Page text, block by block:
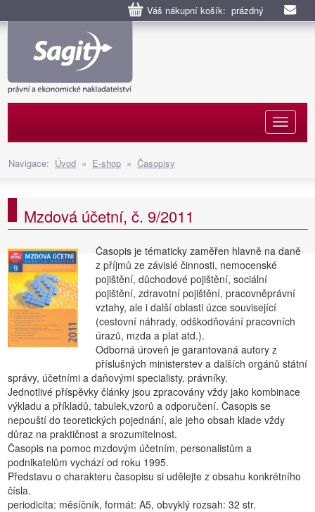
Váš nákupní košík: prázdný
Navigace: Úvod » E-shop » Časopisy
Mzdová účetní, č. 9/2011
Časopis je tématicky zaměřen hlavně na daně
z příjmů ze závislé činnosti, nemocenské
pojištění, důchodové pojištění, sociální
pojištění, zdravotní pojištění, pracovněprávní
vztahy, ale i další oblasti úzce související
(cestovní náhrady, odškodňování pracovních
úrazů, mzda a plat atd.).
Odborná úroveň je garantovaná autory z
příslušných ministerstev a dalších orgánů státní
správy, účetními a daňovými specialisty, právníky.
Jednotlivé příspěvky články jsou zpracovány vždy jako kombinace
výkladu a příkladů, tabulek,vzorů a odporučení. Časopis se
nepouští do teoretických pojednání, ale jeho obsah klade vždy
důraz na praktičnost a srozumitelnost.
Časopis na pomoc mzdovým účetním, personalistům a
podnikatelům vychází od roku 1995.
Představu o charakteru časopisu si udělejte z obsahu konkrétního
čísla.
periodicita: měsíčník, formát: A5, obvyklý rozsah: 32 str.